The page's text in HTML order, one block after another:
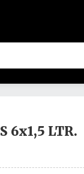
6x1,5 LTR.